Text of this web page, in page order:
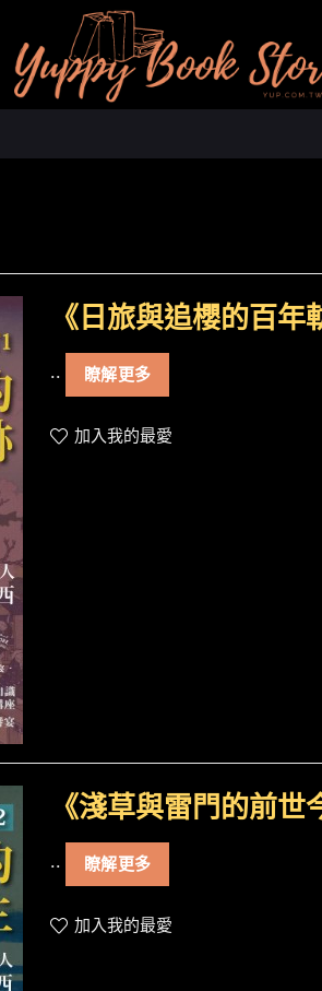
《日旅與追櫻的百年
.. 瞭解更多
加入我的最愛
《淺草與雷門的前世
.. 瞭解更多
加入我的最愛